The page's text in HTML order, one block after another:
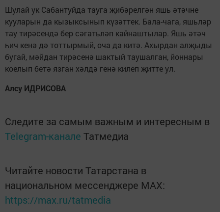
Шулай ук Сабантуйда тауга җибәрелгән яшь әтәчне
кууларын да кызыксынып күзәттек. Бала-чага, яшьләр
тау тирәсендә бер сәгатьләп кайнаштылар. Яшь әтәч
һич кенә дә тоттырмый, оча да китә. Ахырдан алҗыды
бугай, мәйдан тирәсенә шактый таушалган, йоннары
коелып бетә язган хәлдә генә килеп җитте ул.
Алсу ИДРИСОВА
Следите за самым важным и интересным в
Telegram-канале Татмедиа
Читайте новости Татарстана в
национальном мессенджере MАХ:
https://max.ru/tatmedia